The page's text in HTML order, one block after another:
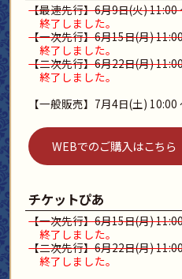
【最速先行】6月9日(火) 11:00
終了しました。
【一次先行】6月15日(月)
終了しました。
【二次先行】6月22日(月)
終了しました。
【一般販売】7月4日(土) 10:00
WEBでのご購入はこちら
チケットぴあ
【一次先行】6月15日(月)
終了しました。
【二次先行】6月22日(月)
終了しました。